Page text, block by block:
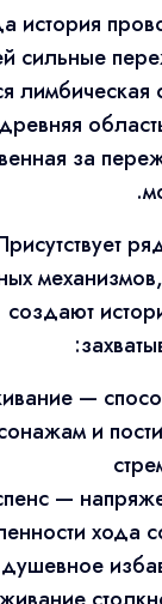
история
сильные
лимбическая
за
создают
—
и
—
хода